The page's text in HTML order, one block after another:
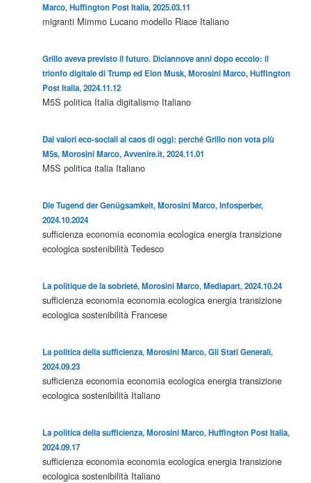
Marco, Huffington Post Italia, 2025.03.11
migranti Mimmo Lucano modello Riace Italiano
Grillo aveva previsto il futuro. Diciannove anni dopo eccolo: il
trionfo digitale di Trump ed Elon Musk, Morosini Marco, Huffington
Post Italia, 2024.11.12
M5S politica Italia digitalismo Italiano
Dai valori eco-sociali al caos di oggi: perché Grillo non vota più
M5s, Morosini Marco, Avvenire.it, 2024.11.01
M5S politica italia Italiano
Die Tugend der Genügsamkeit, Morosini Marco, Infosperber,
2024.10.2024
sufficienza economia economia ecologica energia transizione
ecologica sostenibilità Tedesco
La politique de la sobrieté, Morosini Marco, Mediapart, 2024.10.24
sufficienza economia economia ecologica energia transizione
ecologica sostenibilità Francese
La politica della sufficienza, Morosini Marco, Gli Stati Generali,
2024.09.23
sufficienza economia economia ecologica energia transizione
ecologica sostenibilità Italiano
La politica della sufficienza, Morosini Marco, Huffington Post Italia,
2024.09.17
sufficienza economia economia ecologica energia transizione
ecologica sostenibilità Italiano